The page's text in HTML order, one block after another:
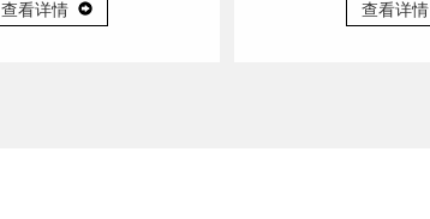
查看详情 查看详情